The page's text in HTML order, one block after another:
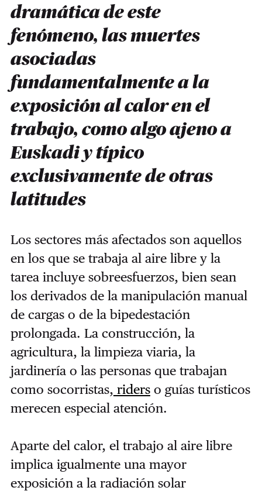
dramática de este
fenómeno, las muertes
asociadas
fundamentalmente a la
exposición al calor en el
trabajo, como algo ajeno a
Euskadi y típico
exclusivamente de otras
latitudes
Los sectores más afectados son aquellos
en los que se trabaja al aire libre y la
tarea incluye sobreesfuerzos, bien sean
los derivados de la manipulación manual
de cargas o de la bipedestación
prolongada. La construcción, la
agricultura, la limpieza viaria, la
jardinería o las personas que trabajan
como socorristas, riderso guías turísticos
merecen especial atención.
Aparte del calor, el trabajo al aire libre
implica igualmente una mayor
exposición a la radiación solar